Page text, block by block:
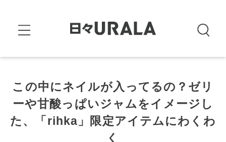
この中にネイルが入ってるの？ゼリ
ーや甘酸っぱいジャムをイメージし
た、「rihka」限定アイテムにわくわ
く